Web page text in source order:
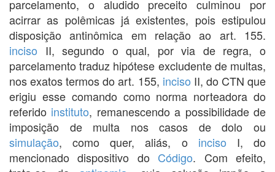
parcelamento, o aludido preceito culminou por
acirrar as polêmicas já existentes, pois estipulou
disposição antinômica em relação ao art. 155.
inciso II, segundo o qual, por via de regra, o
parcelamento traduz hipótese excludente de multas,
nos exatos termos do art. 155, inciso II, do CTN que
erigiu esse comando como norma norteadora do
referido instituto, remanescendo a possibilidade de
imposição de multa nos casos de dolo ou
simulação, como quer, aliás, o inciso I, do
mencionado dispositivo do Código. Com efeito,